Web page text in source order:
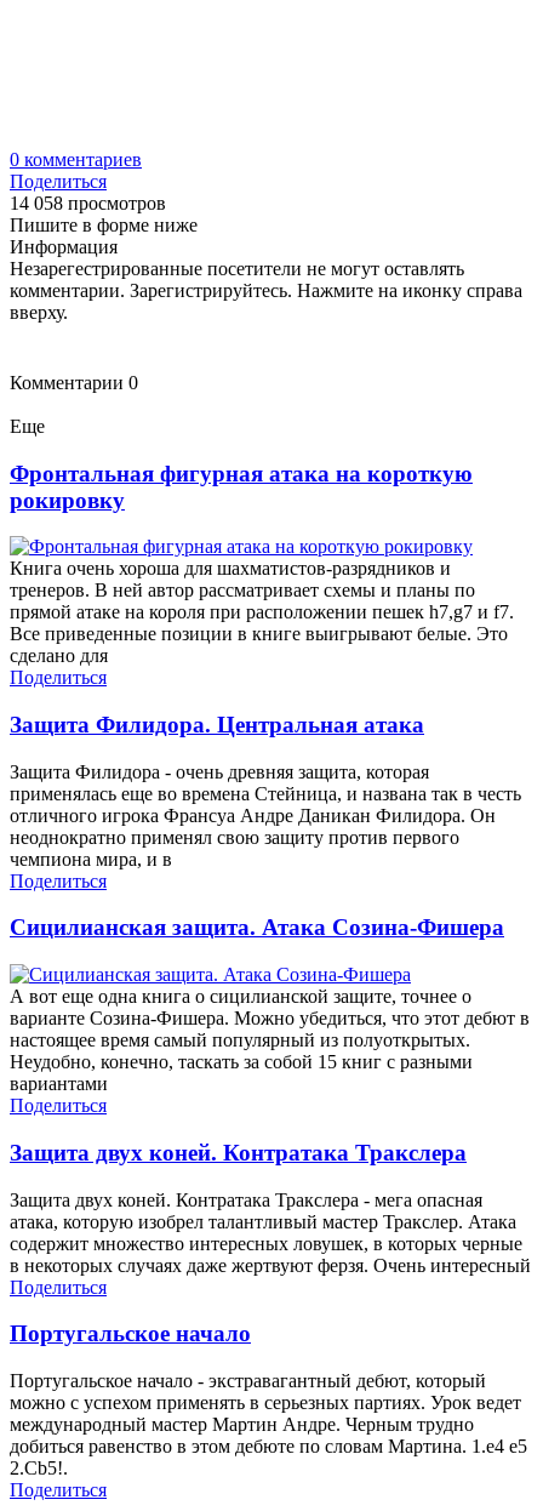
0 комментариев
Поделиться
14 058 просмотров
Пишите в форме ниже
Информация
Незарегестрированные посетители не могут оставлять
комментарии. Зарегистрируйтесь. Нажмите на иконку справа
вверху.
Комментарии 0
Еще
Фронтальная фигурная атака на короткую
рокировку
Книга очень хороша для шахматистов-разрядников и
тренеров. В ней автор рассматривает схемы и планы по
прямой атаке на короля при расположении пешек h7,g7 и f7.
Все приведенные позиции в книге выигрывают белые. Это
сделано для
Поделиться
Защита Филидора. Центральная атака
Защита Филидора - очень древняя защита, которая
применялась еще во времена Стейница, и названа так в честь
отличного игрока Франсуа Андре Даникан Филидора. Он
неоднократно применял свою защиту против первого
чемпиона мира, и в
Поделиться
Сицилианская защита. Атака Созина-Фишера
А вот еще одна книга о сицилианской защите, точнее о
варианте Созина-Фишера. Можно убедиться, что этот дебют в
настоящее время самый популярный из полуоткрытых.
Неудобно, конечно, таскать за собой 15 книг с разными
вариантами
Поделиться
Защита двух коней. Контратака Тракcлера
Защита двух коней. Контратака Тракcлера - мега опасная
атака, которую изобрел талантливый мастер Тракслер. Атака
содержит множество интересных ловушек, в которых черные
в некоторых случаях даже жертвуют ферзя. Очень интересный
Поделиться
Португальское начало
Португальское начало - экстравагантный дебют, который
можно с успехом применять в серьезных партиях. Урок ведет
международный мастер Мартин Андре. Черным трудно
добиться равенство в этом дебюте по словам Мартина. 1.e4 e5
2.Сb5!.
Поделиться